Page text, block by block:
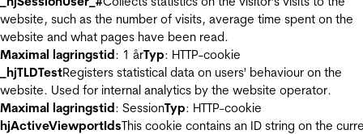
website, such as the number of visits, average time spent on the
website and what pages have been read.
Maximal lagringstid: 1 årTyp: HTTP-cookie
_hjTLDTestRegisters statistical data on users' behaviour on the
website. Used for internal analytics by the website operator.
Maximal lagringstid: SessionTyp: HTTP-cookie
hjActiveViewportIdsThis cookie contains an ID string on the